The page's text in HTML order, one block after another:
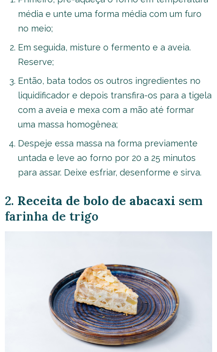
média e unte uma forma média com um furo
no meio;
Em seguida, misture o fermento e a aveia.
Reserve;
Então, bata todos os outros ingredientes no
liquidificador e depois transfira-os para a tigela
com a aveia e mexa com a mão até formar
uma massa homogênea;
Despeje essa massa na forma previamente
untada e leve ao forno por 20 a 25 minutos
para assar. Deixe esfriar, desenforme e sirva.
2. Receita de bolo de abacaxi sem
farinha de trigo